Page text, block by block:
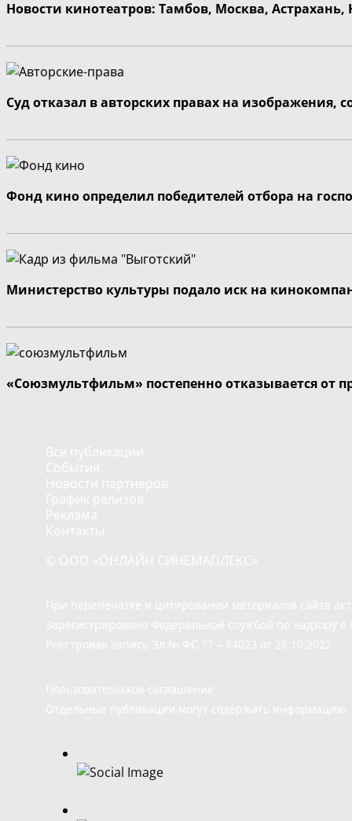
Новости кинотеатров: Тамбов, Москва,
Суд отказал в авторских правах на изображения,
Фонд кино определил победителей отбора на
Министерство культуры подало иск на
«Союзмультфильм» постепенно отказывается от